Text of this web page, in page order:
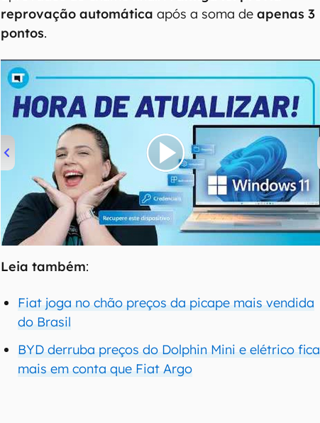
reprovação automática após a soma deapenas 3
pontos.
00:00/04:52
Leia também:
Fiat joga no chão preços da picape mais vendida
do Brasil
BYD derruba preços do Dolphin Mini e elétrico fica
mais em conta que Fiat Argo